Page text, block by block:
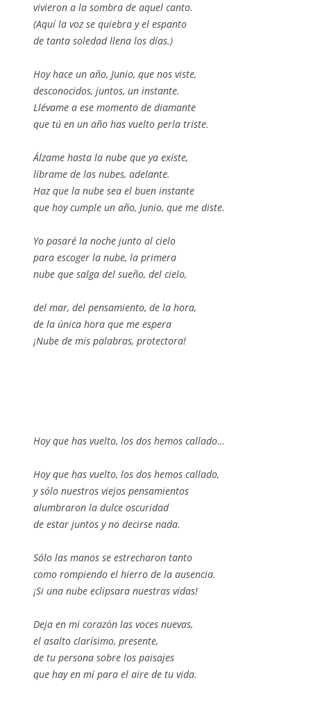
vivieron a la sombra de aquel canto.
(Aquí la voz se quiebra y el espanto
de tanta soledad llena los días.)
Hoy hace un año, Junio, que nos viste,
desconocidos, juntos, un instante.
Llévame a ese momento de diamante
que tú en un año has vuelto perla triste.
Álzame hasta la nube que ya existe,
líbrame de las nubes, adelante.
Haz que la nube sea el buen instante
que hoy cumple un año, Junio, que me diste.
Yo pasaré la noche junto al cielo
para escoger la nube, la primera
nube que salga del sueño, del cielo,
del mar, del pensamiento, de la hora,
de la única hora que me espera
¡Nube de mis palabras, protectora!
Hoy que has vuelto, los dos hemos callado…
Hoy que has vuelto, los dos hemos callado,
y sólo nuestros viejos pensamientos
alumbraron la dulce oscuridad
de estar juntos y no decirse nada.
Sólo las manos se estrecharon tanto
como rompiendo el hierro de la ausencia.
¡Si una nube eclipsara nuestras vidas!
Deja en mi corazón las voces nuevas,
el asalto clarísimo, presente,
de tu persona sobre los paisajes
que hay en mí para el aire de tu vida.